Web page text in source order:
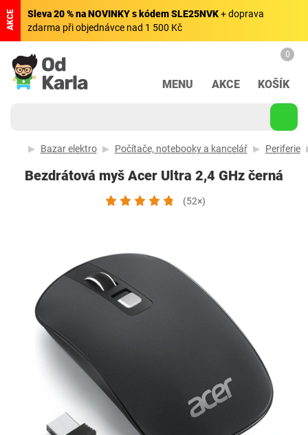
AKCE Sleva 20 % na NOVINKY s kódem SLE25NVK+ doprava
zdarma při objednávce nad 1 500 Kč
MENU AKCE
0
KOŠÍK
Bazar elektro Počítače, notebooky a kancelář Periferie
Bezdrátová myš Acer Ultra 2,4 GHz černá
(52×)